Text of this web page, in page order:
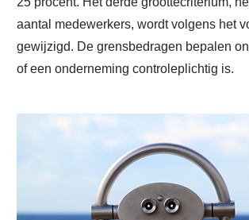
aantal medewerkers, wordt volgens het
gewijzigd. De grensbedragen bepalen
of een onderneming controleplichtig is.